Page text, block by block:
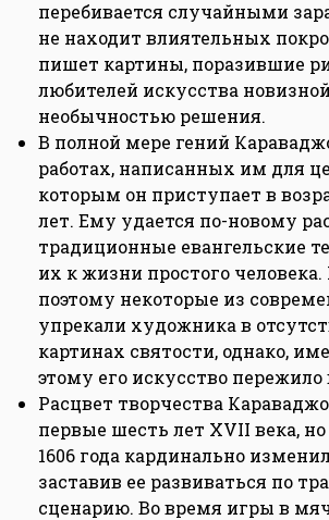
перебивается случайными
не находит влиятельных
пишет картины, поразившие
любителей искусства
необычностью решения.
В полной мере гений
работах, написанных им для
которым он приступает в
лет. Ему удается по-новому
традиционные евангельские
их к жизни простого
поэтому некоторые из
упрекали художника в
картинах святости, однако,
этому его искусство пережило
Расцвет творчества
первые шесть лет XVII века,
1606 года кардинально
заставив ее развиваться по
сценарию. Во время игры в